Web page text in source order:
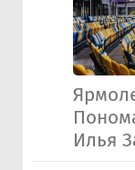
Илья